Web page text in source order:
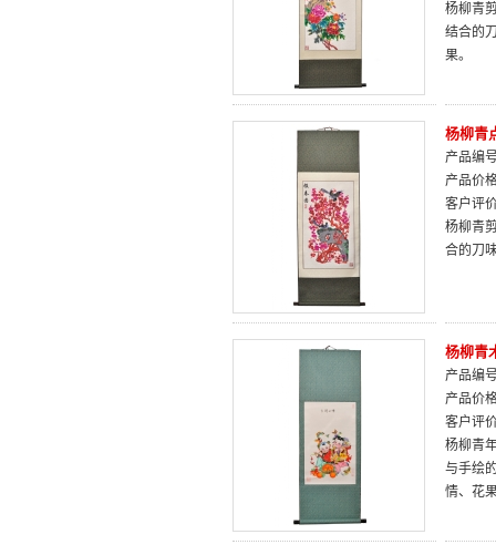
杨柳青
结合的
果。
杨柳青
产品编
产品价
客户评
杨柳青
合的刀
杨柳青
产品编
产品价
客户评
杨柳青
与手绘
情、花